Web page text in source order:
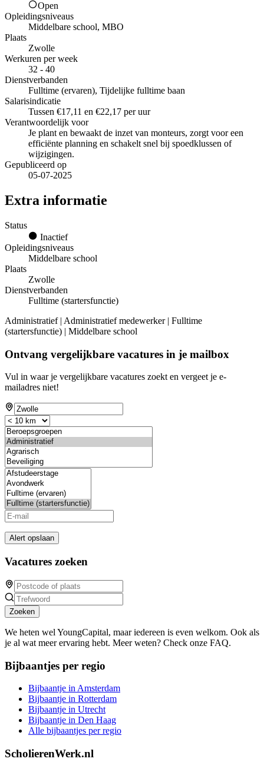
Open
Opleidingsniveaus
Middelbare school, MBO
Plaats
Zwolle
Werkuren per week
32 - 40
Dienstverbanden
Fulltime (ervaren), Tijdelijke fulltime baan
Salarisindicatie
Tussen €17,11 en €22,17 per uur
Verantwoordelijk voor
Je plant en bewaakt de inzet van monteurs, zorgt voor een
efficiënte planning en schakelt snel bij spoedklussen of
wijzigingen.
Gepubliceerd op
05-07-2025
Extra informatie
Status
Inactief
Opleidingsniveaus
Middelbare school
Plaats
Zwolle
Dienstverbanden
Fulltime (startersfunctie)
Administratief | Administratief medewerker | Fulltime
(startersfunctie) | Middelbare school
Ontvang vergelijkbare vacatures in je mailbox
Vul in waar je vergelijkbare vacatures zoekt en vergeet je e-
mailadres niet!
Alert opslaan
Vacatures zoeken
Zoeken
We heten wel YoungCapital, maar iedereen is even welkom. Ook als
je al wat meer ervaring hebt. Meer weten? Check onze FAQ.
Bijbaantjes per regio
Bijbaantje in Amsterdam
Bijbaantje in Rotterdam
Bijbaantje in Utrecht
Bijbaantje in Den Haag
Alle bijbaantjes per regio
ScholierenWerk.nl